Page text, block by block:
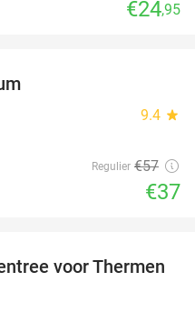
€24,95
9.4 star
Regulier €57
€37
25%
voor Thermen